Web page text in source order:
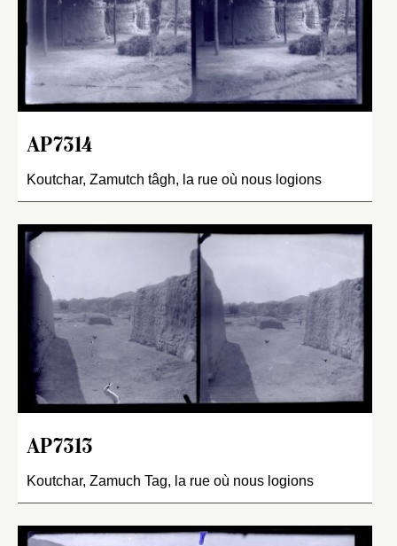
AP7314
Koutchar, Zamutch tâgh, la rue où nous logions
AP7313
Koutchar, Zamuch Tag, la rue où nous logions